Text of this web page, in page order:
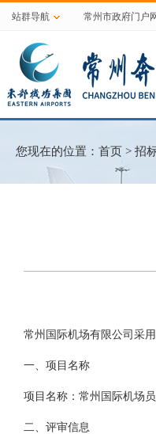
站群导航 常州市政府门户
您现在的位置： 首页 > 招
常州国际机场有限公司采
一、项目名称
项目名称：常州国际机场
二、评审信息